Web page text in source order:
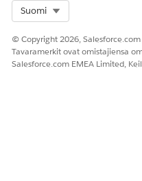
Suomi
© Copyright 2026,
Tavaramerkit ovat omistajiensa
Salesforce.com EMEA Limited,